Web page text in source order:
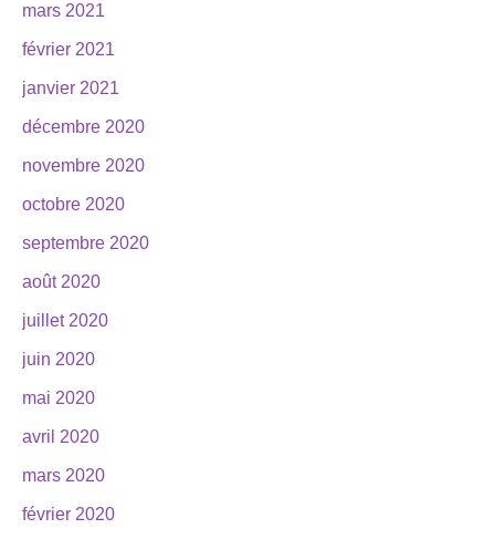
mars 2021
février 2021
janvier 2021
décembre 2020
novembre 2020
octobre 2020
septembre 2020
août 2020
juillet 2020
juin 2020
mai 2020
avril 2020
mars 2020
février 2020